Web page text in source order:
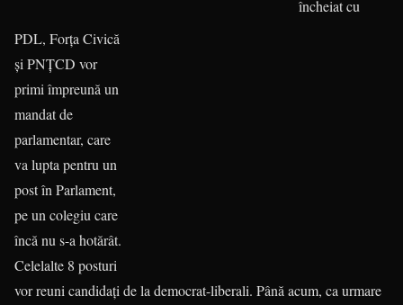
încheiat cu
PDL, Forța Civică
și PNȚCD vor
primi împreună un
mandat de
parlamentar, care
va lupta pentru un
post în Parlament,
pe un colegiu care
încă nu s-a hotărât.
Celelalte 8 posturi
vor reuni candidați de la democrat-liberali. Până acum, ca urmare